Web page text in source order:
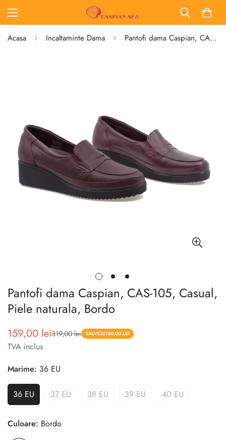
Acasa Incaltaminte Dama Pantofi dama Caspian, CAS-105, Casual, Piele naturala, Bordo
Pantofi dama Caspian, CAS-105, Casual,
Piele naturala, Bordo
Pret
redus
159,00 lei
Pret 319,00 lei SALVEZI160,00 LEI
TVA inclus
Marime: 36 EU
36 EU 37 EU 38 EU 39 EU 40 EU
Culoare: Bordo